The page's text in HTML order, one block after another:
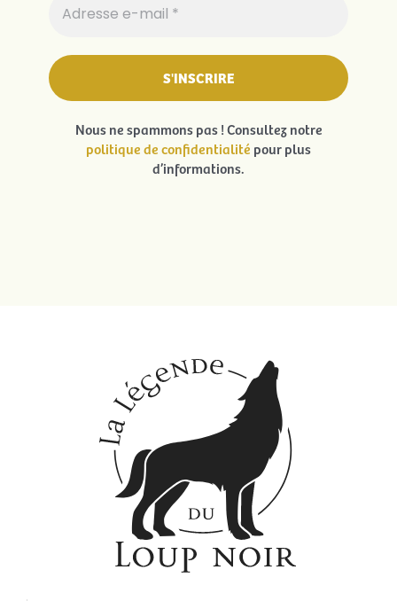
Nous ne spammons pas ! Consultez notre
politique de confidentialité pour plus
d’informations.